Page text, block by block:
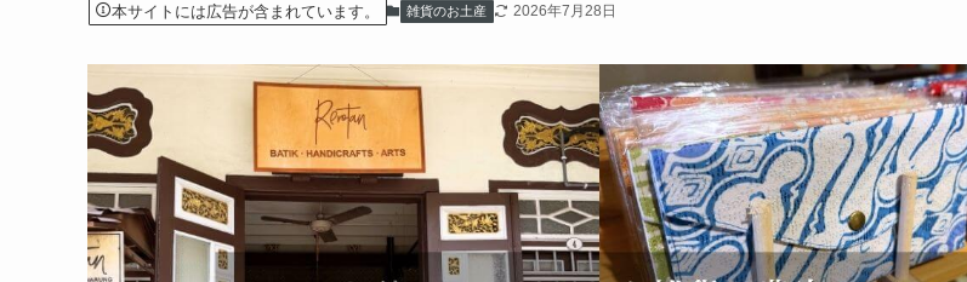
本サイトには広告が含まれています。 雑貨のお土産 2026年7月28日